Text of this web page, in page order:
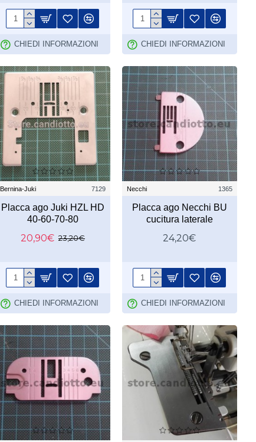
CHIEDI INFORMAZIONI CHIEDI INFORMAZIONI
Bernina-Juki 7129
Placca ago Juki HZL HD
40-60-70-80
20,90€ 23,20€
CHIEDI INFORMAZIONI
Necchi 1365
Placca ago Necchi BU
cucitura laterale
24,20€
CHIEDI INFORMAZIONI